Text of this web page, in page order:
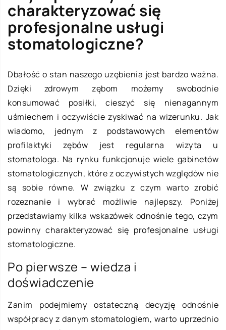
charakteryzować się
profesjonalne usługi
stomatologiczne?
Dbałość o stan naszego uzębienia jest bardzo ważna.
Dzięki zdrowym zębom możemy swobodnie
konsumować posiłki, cieszyć się nienagannym
uśmiechem i oczywiście zyskiwać na wizerunku. Jak
wiadomo, jednym z podstawowych elementów
profilaktyki zębów jest regularna wizyta u
stomatologa. Na rynku funkcjonuje wiele gabinetów
stomatologicznych, które z oczywistych względów nie
są sobie równe. W związku z czym warto zrobić
rozeznanie i wybrać możliwie najlepszy. Poniżej
przedstawiamy kilka wskazówek odnośnie tego, czym
powinny charakteryzować się profesjonalne usługi
stomatologiczne.
Po pierwsze – wiedza i
doświadczenie
Zanim podejmiemy ostateczną decyzję odnośnie
współpracy z danym stomatologiem, warto uprzednio